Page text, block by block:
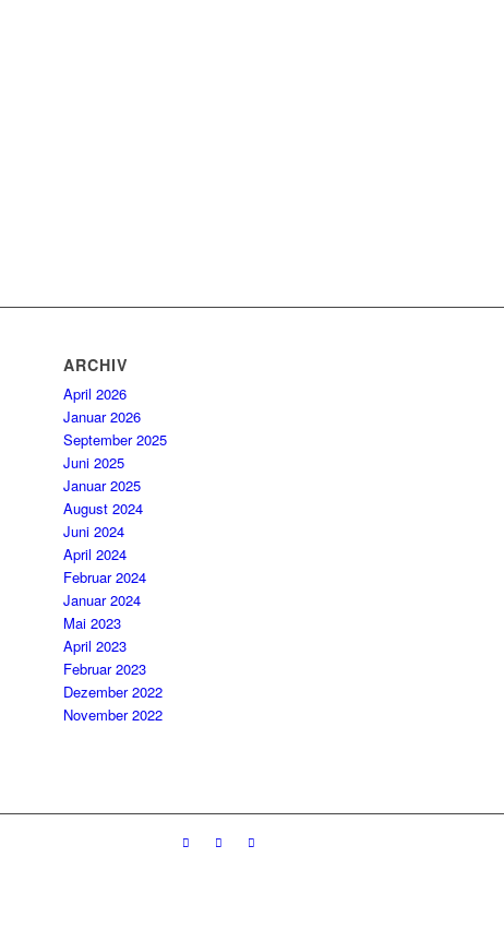
ARCHIV
April 2026
Januar 2026
September 2025
Juni 2025
Januar 2025
August 2024
Juni 2024
April 2024
Februar 2024
Januar 2024
Mai 2023
April 2023
Februar 2023
Dezember 2022
November 2022